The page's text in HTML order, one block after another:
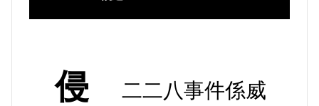
侵
二二八事件係威